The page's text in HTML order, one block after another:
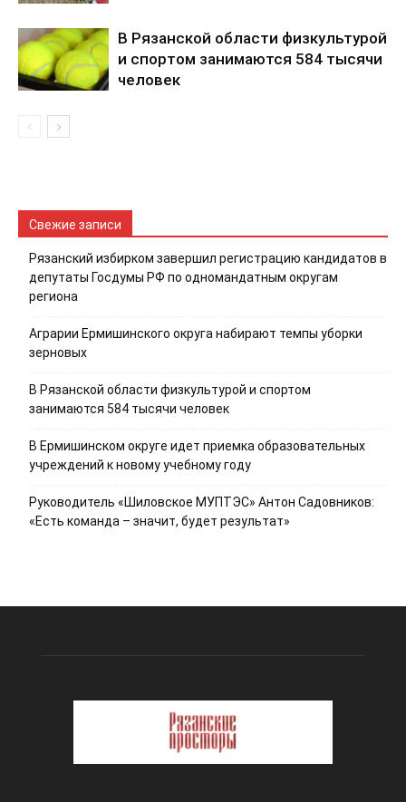
В Рязанской области физкультурой
и спортом занимаются 584 тысячи
человек
Свежие записи
Рязанский избирком завершил регистрацию кандидатов в
депутаты Госдумы РФ по одномандатным округам
региона
Аграрии Ермишинского округа набирают темпы уборки
зерновых
В Рязанской области физкультурой и спортом
занимаются 584 тысячи человек
В Ермишинском округе идет приемка образовательных
учреждений к новому учебному году
Руководитель «Шиловское МУПТЭС» Антон Садовников:
«Есть команда – значит, будет результат»